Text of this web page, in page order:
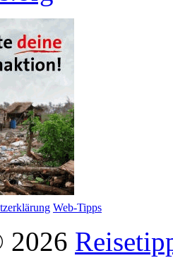
Web-Tipps
2026